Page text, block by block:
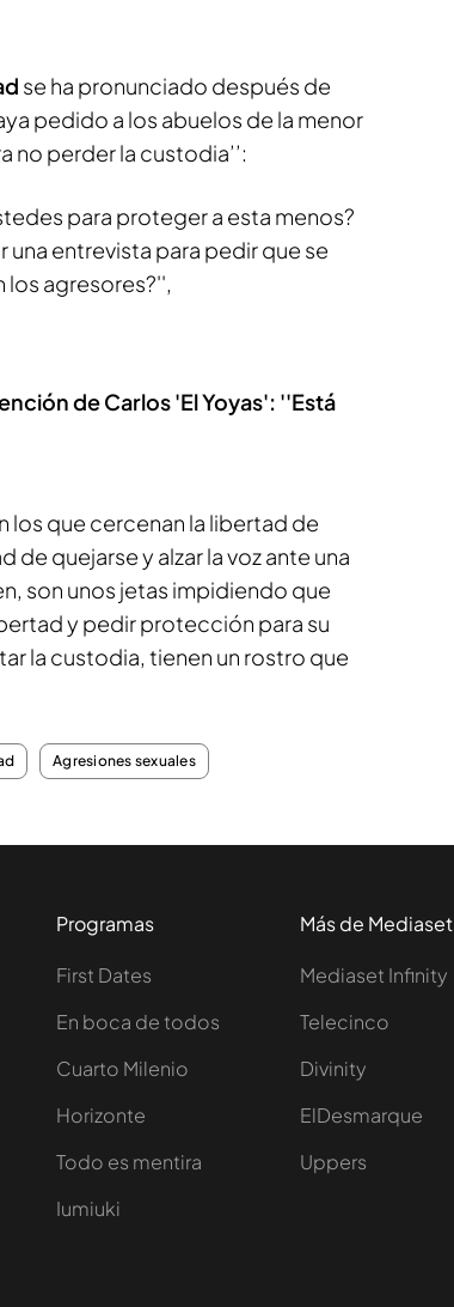
se ha pronunciado después de
pedido a los abuelos de la menor
no perder la custodia’’:
para proteger a esta menos?
entrevista para pedir que se
los agresores?'',
de Carlos 'El Yoyas': ''Está
los que cercenan la libertad de
quejarse y alzar la voz ante una
son unos jetas impidiendo que
y pedir protección para su
la custodia, tienen un rostro que
Agresiones sexuales
Programas
First Dates
En boca de todos
Cuarto Milenio
Horizonte
Todo es mentira
Iumiuki
Más de Mediaset
Mediaset Infinity
Telecinco
Divinity
ElDesmarque
Uppers